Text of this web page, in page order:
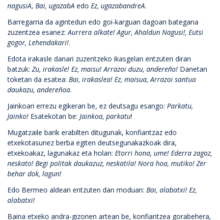
nagusiA, Bai, ugazabA edo Ez, ugazabandreA.
Barregarria da agintedun edo goi-karguan dagoan bategana
zuzentzea esanez: Aurrera alkate! Agur, Ahaldun Nagusi!, Eutsi
gogor, Lehendakari!.
Edota irakasle danari zuzentzeko ikasgelan entzuten diran
batzuk: Zu, irakasle! Ez, maisu! Arrazoi duzu, andereño! Danetan
toketan da esatea: Bai, irakaslea! Ez, maisua, Arrazoi santua
daukazu, andereñoa.
Jainkoari errezu egikeran be, ez deutsagu esango: Parkatu,
Jainko! Esatekotan be: Jainkoa, parkatu!
Mugatzaile barik erabilten ditugunak, konfiantzaz edo
etxekotasunez berba egiten deutsegunakazkoak dira,
etxekoakaz, lagunakaz eta holan: Etorri hona, ume! Ederra zagoz,
neskato! Begi politak daukazuz, neskatila! Nora hoa, mutiko! Zer
behar dok, lagun!
Edo Bermeo aldean entzuten dan moduan: Bai, alabatxi! Ez,
alabatxi!
Baina etxeko andra-gizonen artean be, konfiantzea gorabehera,